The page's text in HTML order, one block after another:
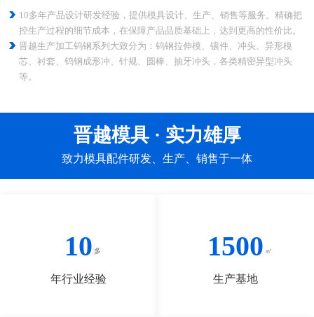
10多年产品设计研发经验，提供模具设计、生产、销售等服务。精确把
控生产过程的细节成本，在保障产品品质基础上，达到更高的性价比。
晋越生产加工钨钢系列大致分为：钨钢拉伸模、镶件、冲头、异形模
芯、衬套、钨钢成形冲、针规、圆棒、抽牙冲头，各类精密异型冲头
等。
晋越模具 · 实力雄厚
致力模具配件研发、生产、销售于一体
10
年行业经验
1500
生产基地